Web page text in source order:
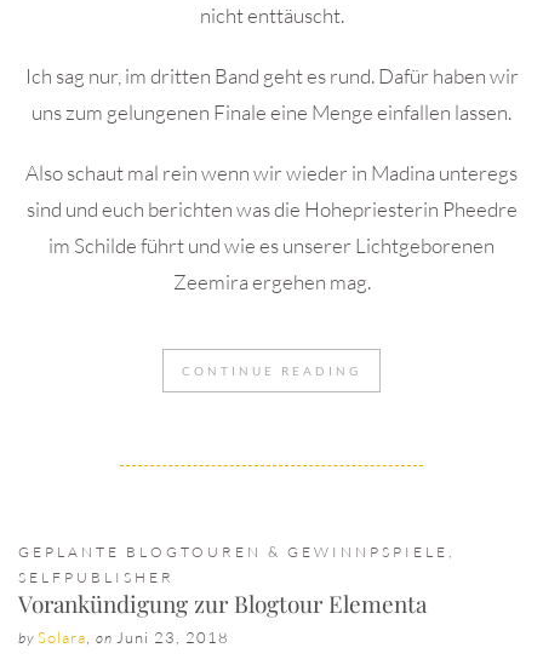
nicht enttäuscht.
Ich sag nur, im dritten Band geht es rund. Dafür haben wir
uns zum gelungenen Finale eine Menge einfallen lassen.
Also schaut mal rein wenn wir wieder in Madina unteregs
sind und euch berichten was die Hohepriesterin Pheedre
im Schilde führt und wie es unserer Lichtgeborenen
Zeemira ergehen mag.
CONTINUE READING
GEPLANTE BLOGTOUREN & GEWINNPSPIELE
SELFPUBLISHER
Vorankündigung zur Blogtour Elementa
by Solara on Juni 23, 2018